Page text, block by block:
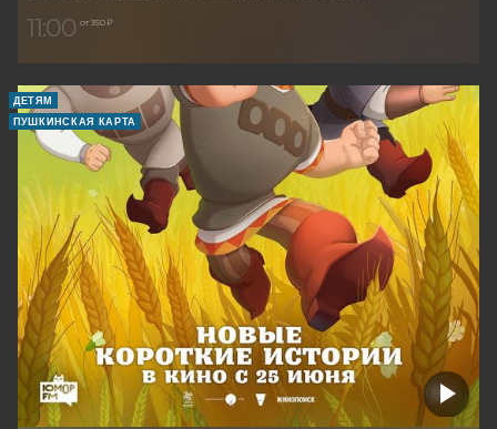
11:00 от 350 ₽
ДЕТЯМ
ПУШКИНСКАЯ КАРТА